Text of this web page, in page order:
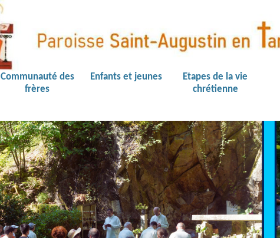
Communauté des
frères
Enfants et jeunes
Etapes de la vie
chrétienne